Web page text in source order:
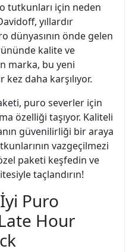
tutkunları için neden
yıllardır
dünyasının önde gelen
kalite ve
marka, bu yeni
daha karşılıyor.
puro severler için
özelliği taşıyor. Kaliteli
güvenilirliği bir araya
vazgeçilmezi
paketi keşfedin ve
taçlandırın!
Puro
Hour